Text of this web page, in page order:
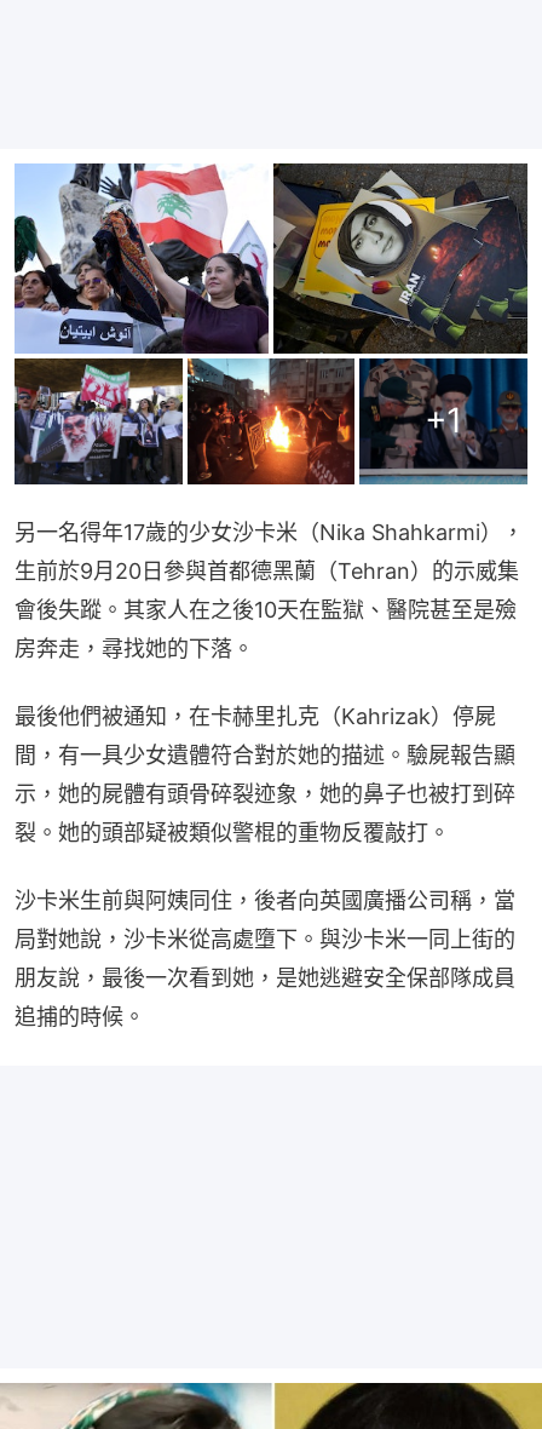
+1
另一名得年17歲的少女沙卡米（Nika Shahkarmi），
生前於9月20日參與首都德黑蘭（Tehran）的示威集
會後失蹤。其家人在之後10天在監獄、醫院甚至是殮
房奔走，尋找她的下落。
最後他們被通知，在卡赫里扎克（Kahrizak）停屍
間，有一具少女遺體符合對於她的描述。驗屍報告顯
示，她的屍體有頭骨碎裂迹象，她的鼻子也被打到碎
裂。她的頭部疑被類似警棍的重物反覆敲打。
沙卡米生前與阿姨同住，後者向英國廣播公司稱，當
局對她說，沙卡米從高處墮下。與沙卡米一同上街的
朋友說，最後一次看到她，是她逃避安全保部隊成員
追捕的時候。